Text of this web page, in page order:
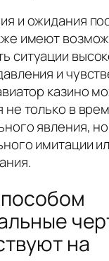
и ожидания
имеют
ситуации
и
казино
не только в
явления,
имитации
на